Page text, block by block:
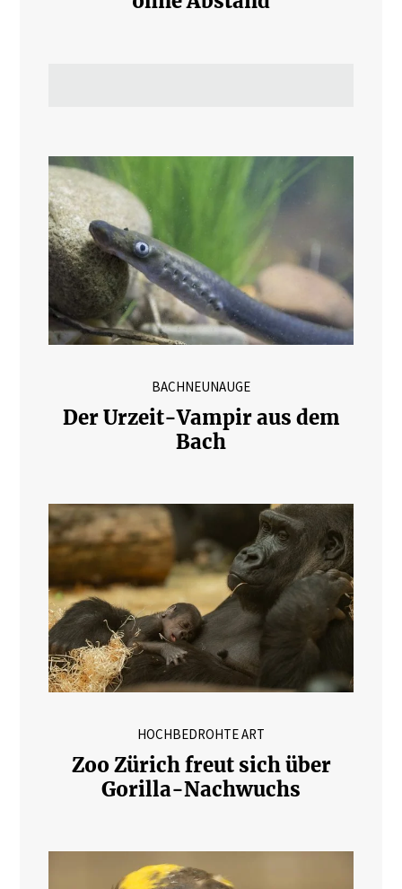
BACHNEUNAUGE
Der Urzeit-Vampir aus dem
Bach
HOCHBEDROHTE ART
Zoo Zürich freut sich über
Gorilla-Nachwuchs